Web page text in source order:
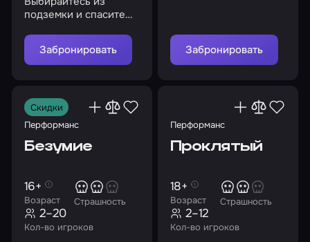
подземки и спасите
Забронировать
Забронировать
Скидки
Перформанс
Безумие
Возраст
16+
Страшность
Кол-во игроков
2–20
Перформанс
Проклятый
Возраст
18+
Страшность
Кол-во игроков
2–12